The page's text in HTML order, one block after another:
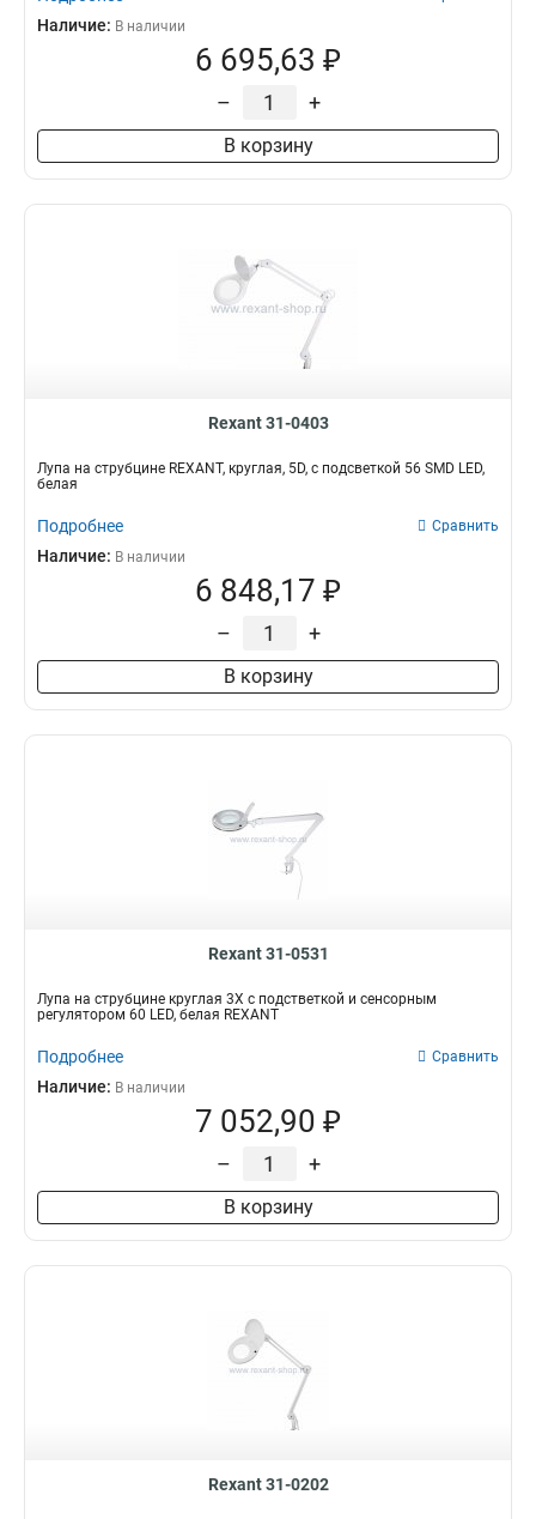
Наличие: В наличии
6 695,63 ₽
– +
В корзину
Rexant 31-0403
Лупа на струбцине REXANT, круглая, 5D, с подсветкой 56 SMD LED,
белая
Подробнее Сравнить
Наличие: В наличии
6 848,17 ₽
– +
В корзину
Rexant 31-0531
Лупа на струбцине круглая 3X с подстветкой и сенсорным
регулятором 60 LED, белая REXANT
Подробнее Сравнить
Наличие: В наличии
7 052,90 ₽
– +
В корзину
Rexant 31-0202